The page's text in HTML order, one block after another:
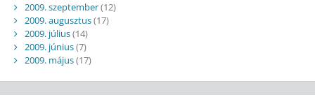
2009. szeptember(12)
2009. augusztus(17)
2009. július(14)
2009. június(7)
2009. május(17)